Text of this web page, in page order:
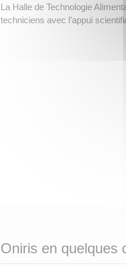
La Halle de Technologie
techniciens avec l’appui
Oniris en quelques